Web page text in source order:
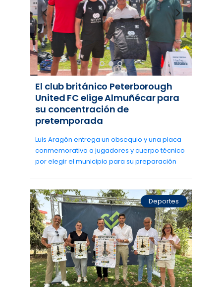
El club británico Peterborough
United FC elige Almuñécar para
su concentración de
pretemporada
Luis Aragón entrega un obsequio y una placa
conmemorativa a jugadores y cuerpo técnico
por elegir el municipio para su preparación
Deportes